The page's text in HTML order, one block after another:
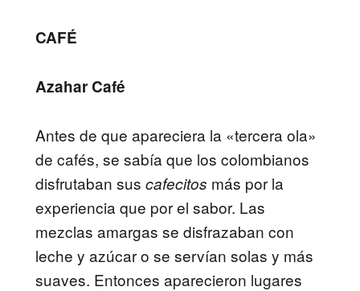
CAFÉ
Azahar Café
Antes de que apareciera la «tercera ola»
de cafés, se sabía que los colombianos
disfrutaban suscafecitos más por la
experiencia que por el sabor. Las
mezclas amargas se disfrazaban con
leche y azúcar o se servían solas y más
suaves. Entonces aparecieron lugares